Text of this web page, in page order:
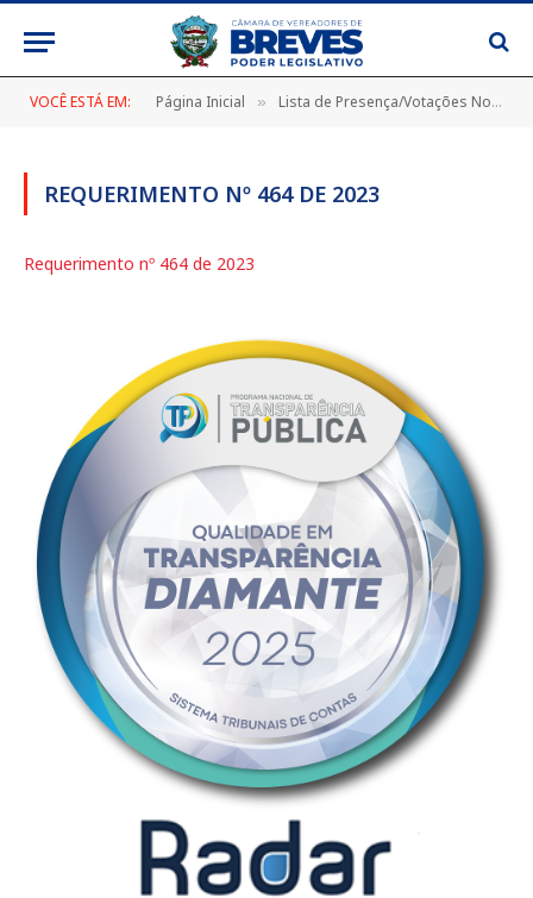
VOCÊ ESTÁ EM: Página Inicial » Lista de Presença/Votações Nominais
REQUERIMENTO Nº 464 DE 2023
Requerimento nº 464 de 2023